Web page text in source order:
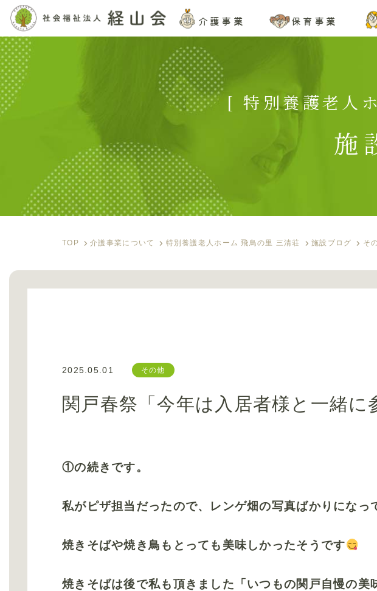
介護事業 保育事業
[ 特別養護老人
施
TOP 介護事業について 特別養護老人ホーム 飛鳥の里 三清荘 施設ブログ そ
2025.05.01 その他
関戸春祭「今年は入居者様と一緒に
①の続きです。
私がピザ担当だったので、レンゲ畑の写真ばかりになっ
焼きそばや焼き鳥もとっても美味しかったそうです
焼きそばは後で私も頂きました「いつもの関戸自慢の美